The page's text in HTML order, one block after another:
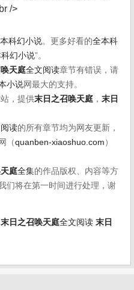
/>
科幻小说。更多好看的全本科
幻小说”。
天庭全文阅读章节有错误，请
小说网最大的支持。
站，提供末日之召唤天庭 ， 末日
读的所有章节均为网友更新，
网（quanben-xiaoshuo.com ）
庭全集的作品版权、内容等方
们将在第一时间进行处理，谢
末日之召唤天庭全文阅读 末日